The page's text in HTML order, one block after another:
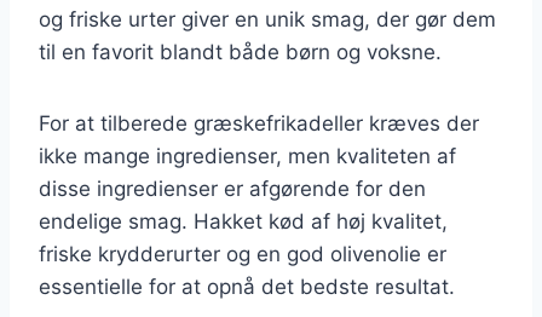
og friske urter giver en unik smag, der gør dem
til en favorit blandt både børn og voksne.
For at tilberede græskefrikadeller kræves der
ikke mange ingredienser, men kvaliteten af
disse ingredienser er afgørende for den
endelige smag. Hakket kød af høj kvalitet,
friske krydderurter og en god olivenolie er
essentielle for at opnå det bedste resultat.